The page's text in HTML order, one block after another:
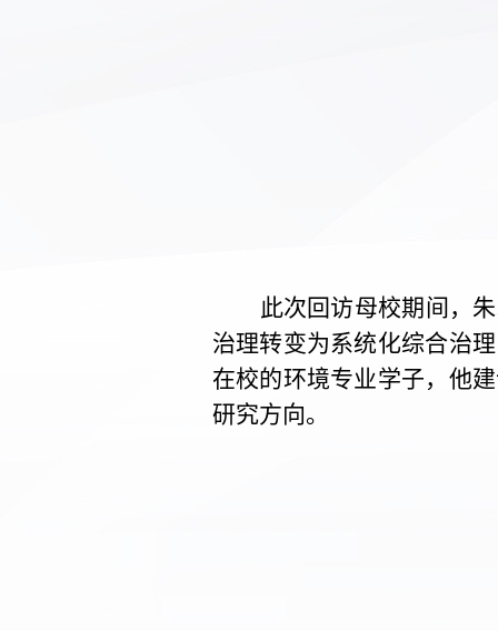
此次回访母校期间，
治理转变为系统化综合治
在校的环境专业学子，他
研究方向。